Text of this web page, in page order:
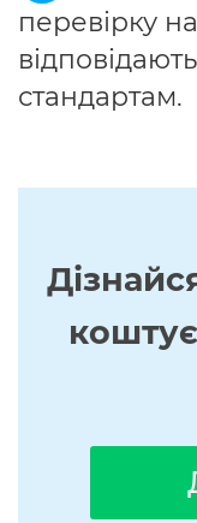
перевірку
стандартам.